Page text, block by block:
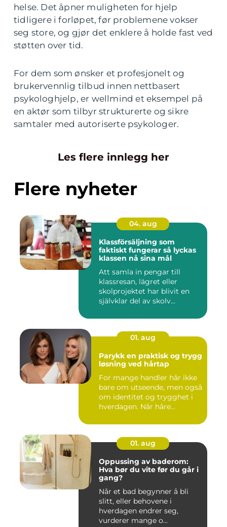
helse. Det åpner muligheten for hjelp
tidligere i forløpet, før problemene vokser
seg store, og gjør det enklere å holde fast ved
støtten over tid.
For dem som ønsker et profesjonelt og
brukervennlig tilbud innen nettbasert
psykologhjelp, er wellmind et eksempel på
en aktør som tilbyr strukturerte og sikre
samtaler med autoriserte psykologer.
Les flere innlegg her
Flere nyheter
04. aug
Klassförsäljning som
faktiskt fungerar så lyckas
klassen nå sina mål
Att samla in pengar till
klassresan, lägret eller
skolprojektet har blivit en
självklar del av skolv...
01. aug
Parykk en praktisk og trygg
løsning ved hårtap
For mange handler hår ikke
bare om utseende, men også
om identitet og trygghet i
hverdagen. Når håre...
01. aug
Oppussing av baderom:
Hva bør du vite før du går i
gang?
Når et bad begynner å bli
slitt, eller behovene i
hverdagen endrer seg,
vurderer mange o...